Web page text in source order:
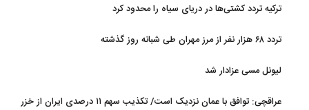
ترکیه تردد کشتی‌ها در دریای سیاه را محدود کرد
تردد ۶۸ هزار نفر از مرز مهران طی شبانه روز گذشته
لیونل مسی عزادار شد
عراقچی: توافق با عمان نزدیک است/ تکذیب سهم ۱۱ درصدی ایران از خزر